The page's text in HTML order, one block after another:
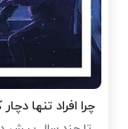
چرا افراد تنها